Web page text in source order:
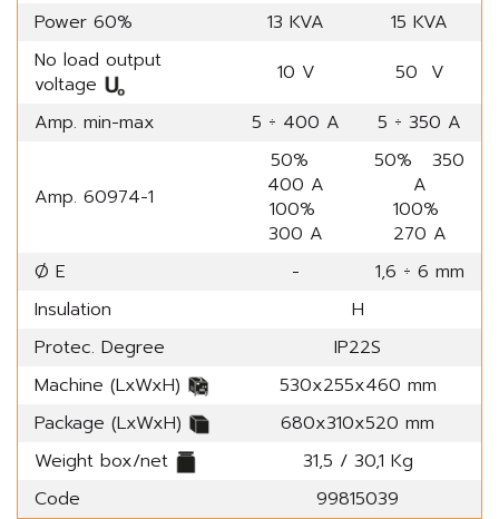
Power 60%
13 KVA
15 KVA
No load output
voltage
10 V
50 V
Amp. min-max
5 ÷ 400 A 5 ÷ 350 A
Amp. 60974-1
50%
400 A
100%
300 A
50% 350
A
100%
270 A
Ø E
-
1,6 ÷ 6 mm
Insulation
H
Protec. Degree
IP22S
Machine (LxWxH)
530x255x460 mm
Package (LxWxH)
680x310x520 mm
Weight box/net
31,5 / 30,1 Kg
Code
99815039